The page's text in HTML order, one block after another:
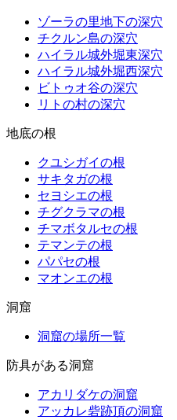
ゾーラの里地下の深穴
チクルン島の深穴
ハイラル城外堀東深穴
ハイラル城外堀西深穴
ビトゥオ谷の深穴
リトの村の深穴
地底の根
クユシガイの根
サキタガの根
セヨシエの根
チグクラマの根
チマボタルセの根
テマンテの根
パパセの根
マオンエの根
洞窟
洞窟の場所一覧
防具がある洞窟
アカリダケの洞窟
アッカレ砦跡頂の洞窟